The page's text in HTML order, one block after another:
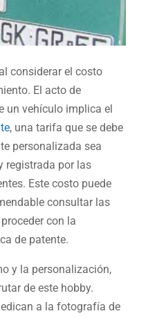
considerar el costo
El acto de
un vehículo implica el
, una tarifa que se debe
personalizada sea
registrada por las
Este costo puede
consultar las
con la
de patente.
y la personalización,
de este hobby.
a la fotografía de